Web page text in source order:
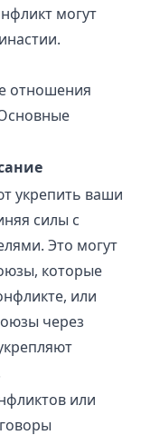
могут
отношения
укрепить ваши
силы с
Это могут
которые
или
через
или